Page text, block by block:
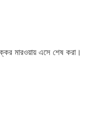
মারওয়ায় এসে শেষ করা।